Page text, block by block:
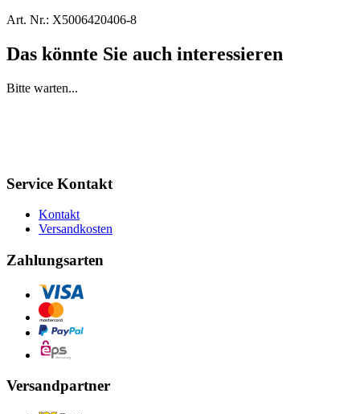
Art. Nr.: X5006420406-8
Das könnte Sie auch interessieren
Bitte warten...
Service Kontakt
Kontakt
Versandkosten
Zahlungsarten
Versandpartner